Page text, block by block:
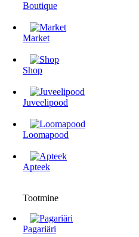
Boutique
Market
Shop
Juveelipood
Loomapood
Apteek
Tootmine
Pagariäri